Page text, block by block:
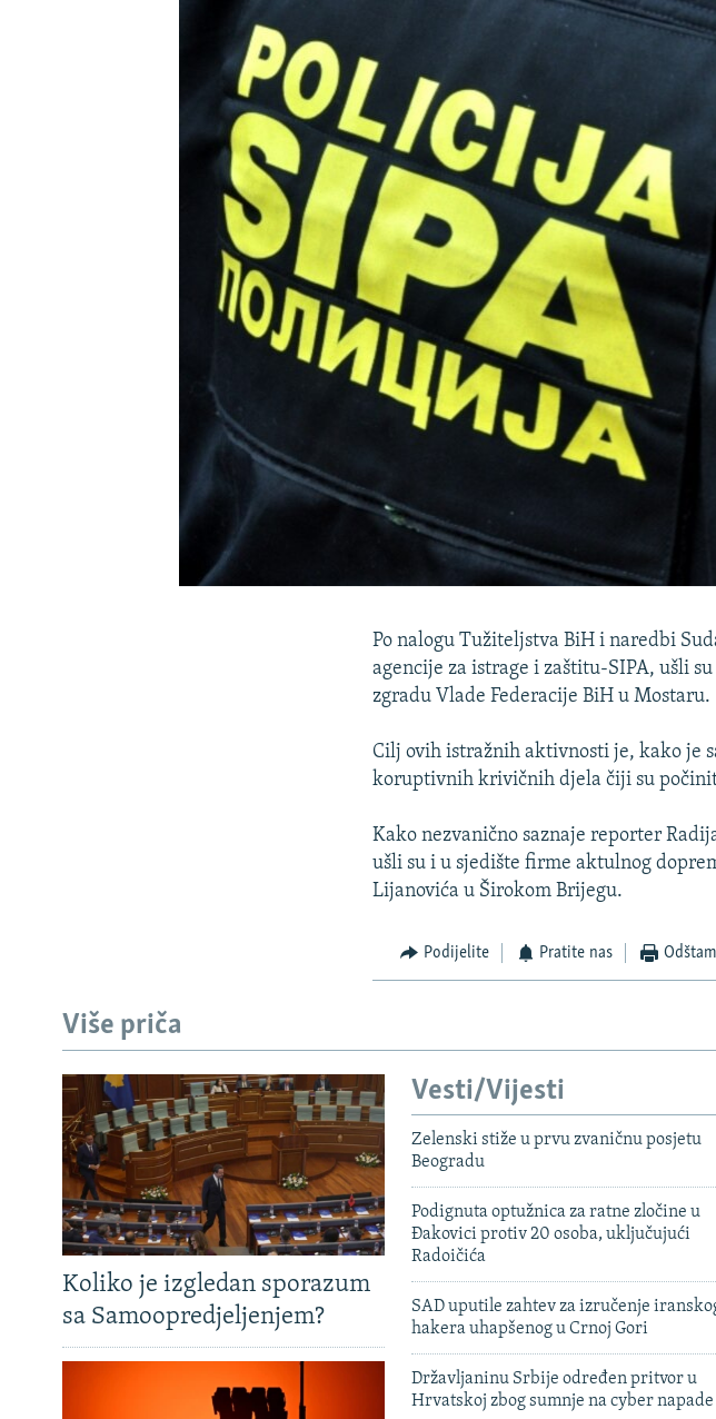
POPLAVE I KLIZIŠTA U BIH 2024.
NASTANAK I RASPAD JUGOSLAVIJE
Po nalogu Tužiteljstva BiH i naredbi
agencije za istrage i zaštitu-SIPA, ušli
zgradu Vlade Federacije BiH u Mostaru.
Cilj ovih istražnih aktivnosti je, kako je
koruptivnih krivičnih djela čiji su
Kako nezvanično saznaje reporter
ušli su i u sjedište firme aktulnog
Lijanovića u Širokom Brijegu.
Podijelite Pratite nas
Više priča
Koliko je izgledan sporazum
sa Samoopredjeljenjem?
Vesti/Vijesti
Zelenski stiže u prvu zvaničnu posjetu
Beogradu
Podignuta optužnica za ratne zločine u
Đakovici protiv 20 osoba, uključujući
Radoičića
SAD uputile zahtev za izručenje
hakera uhapšenog u Crnoj Gori
Državljaninu Srbije određen pritvor u
Hrvatskoj zbog sumnje na cyber napade